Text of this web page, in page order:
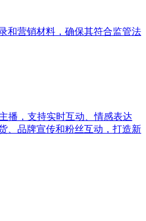
和营销材料，确保其符合监管法
播，支持实时互动、情感表达
、品牌宣传和粉丝互动，打造新